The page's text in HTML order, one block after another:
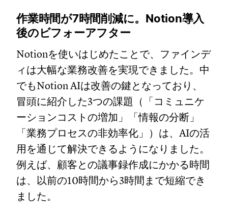
作業時間が7時間削減に。Notion導入
後のビフォーアフター
Notionを使いはじめたことで、ファインデ
ィは大幅な業務改善を実現できました。中
でもNotion AIは改善の鍵となっており、
冒頭に紹介した3つの課題（「コミュニケ
ーションコストの増加」「情報の分断」
「業務プロセスの非効率化」）は、AIの活
用を通じて解決できるようになりました。
例えば、顧客との議事録作成にかかる時間
は、以前の10時間から3時間まで短縮でき
ました。